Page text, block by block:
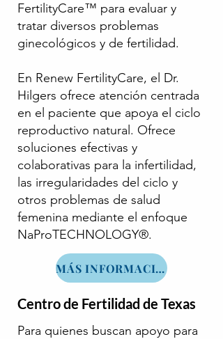
FertilityCare™ para evaluar y
tratar diversos problemas
ginecológicos y de fertilidad.
En Renew FertilityCare, el Dr.
Hilgers ofrece atención centrada
en el paciente que apoya el ciclo
reproductivo natural. Ofrece
soluciones efectivas y
colaborativas para la infertilidad,
las irregularidades del ciclo y
otros problemas de salud
femenina mediante el enfoque
NaProTECHNOLOGY®.
MÁS INFORMACIÓN
Centro de Fertilidad de Texas
Para quienes buscan apoyo para